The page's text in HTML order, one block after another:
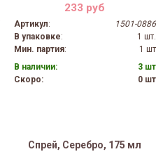
233 руб
Артикул:
1501-0886
В упаковке:
1 шт.
Мин. партия:
1 шт
В наличии:
3 шт
Скоро:
0 шт
Спрей, Серебро, 175 мл